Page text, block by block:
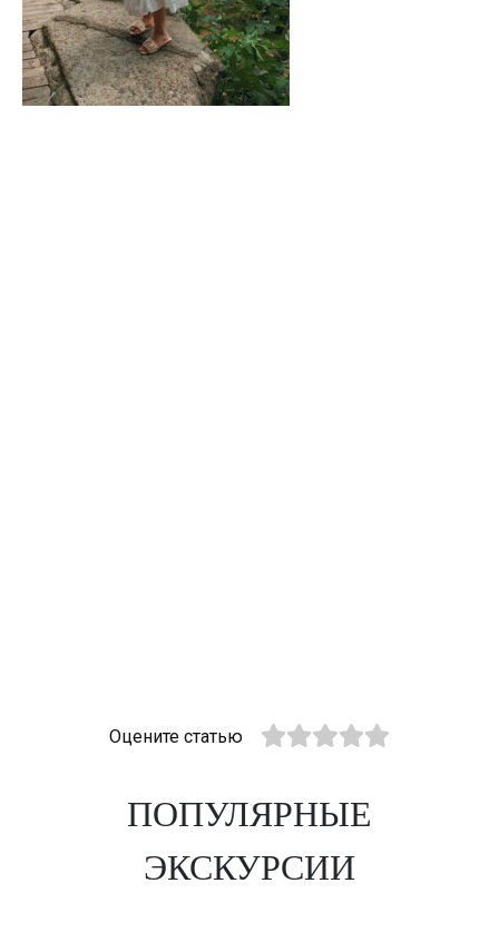
Оцените статью
ПОПУЛЯРНЫЕ
ЭКСКУРСИИ